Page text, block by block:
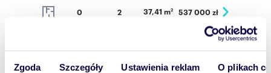
Zgoda Szczegóły Ustawienia reklam O plikach
0 2 37,41 m2 537 000 zł